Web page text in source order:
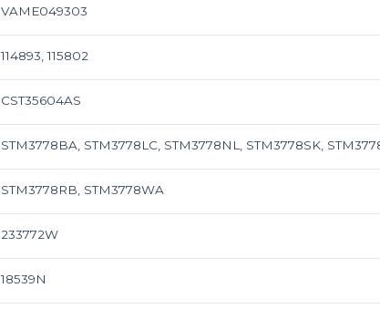
VAME049303
114893, 115802
CST35604AS
STM3778BA, STM3778LC, STM3778NL, STM3778SK,
STM3778RB, STM3778WA
233772W
18539N